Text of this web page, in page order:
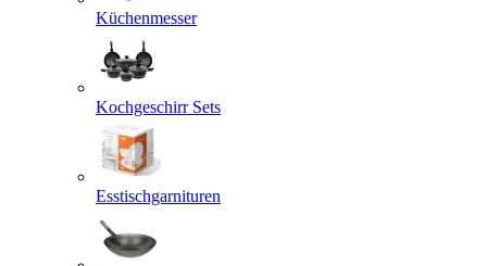
Küchenmesser
Kochgeschirr Sets
Esstischgarnituren